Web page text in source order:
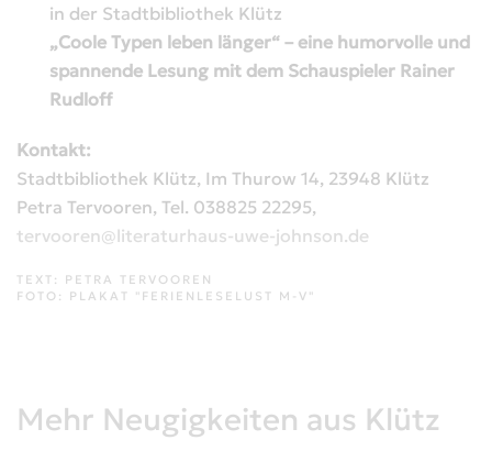
in der Stadtbibliothek Klütz
„Coole Typen leben länger“ – eine humorvolle und
spannende Lesung mit dem Schauspieler Rainer
Rudloff
Kontakt:
Stadtbibliothek Klütz, Im Thurow 14, 23948 Klütz
Petra Tervooren, Tel. 038825 22295,
tervooren@literaturhaus-uwe-johnson.de
TEXT: PETRA TERVOOREN
FOTO: PLAKAT "FERIENLESELUST M-V"
Mehr Neugigkeiten aus Klütz